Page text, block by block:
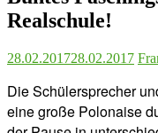
Realschule!
28.02.201728.02.2017
Die Schülersprecher
eine große Polonaise